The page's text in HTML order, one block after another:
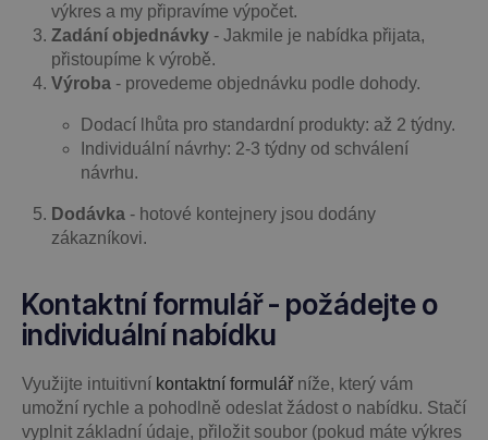
výkres a my připravíme výpočet.
Zadání objednávky - Jakmile je nabídka přijata,
přistoupíme k výrobě.
Výroba - provedeme objednávku podle dohody.
Dodací lhůta pro standardní produkty: až 2 týdny.
Individuální návrhy: 2-3 týdny od schválení
návrhu.
Dodávka - hotové kontejnery jsou dodány
zákazníkovi.
Kontaktní formulář - požádejte o
individuální nabídku
Využijte intuitivní kontaktní formulář níže, který vám
umožní rychle a pohodlně odeslat žádost o nabídku. Stačí
vyplnit základní údaje, přiložit soubor (pokud máte výkres